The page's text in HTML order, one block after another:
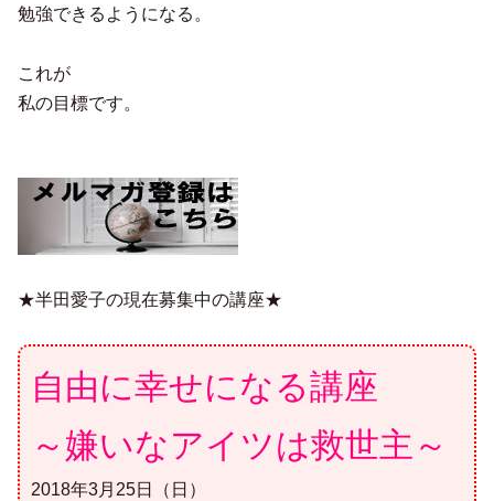
勉強できるようになる。
これが
私の目標です。
★半田愛子の現在募集中の講座★
自由に幸せになる講座
～嫌いなアイツは救世主～
2018年3月25日（日）